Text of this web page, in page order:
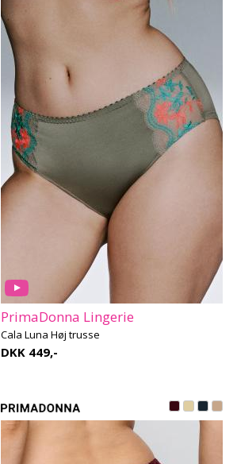
PrimaDonna Lingerie
Cala Luna Høj trusse
DKK 449,-